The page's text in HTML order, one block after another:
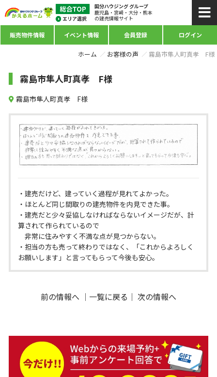
国分ハウジング グループ
鹿児島・宮崎・大分・熊本
の建売情報サイト
販売物件情報 イベント情報 会員登録 ログイン
ホーム お客様の声 霧島市隼人町真孝 F様
霧島市隼人町真孝 F様
霧島市隼人町真孝 F様
・建売だけど、建っていく過程が見れてよかった。
・ほとんど同じ間取りの建売物件を内見できた事。
・建売だと少々妥協しなければならないイメージだが、計
算されて作られているので
非常に住みやすく不満な点が見つからない。
・担当の方も売って終わりではなく、「これからよろしく
お願いします」と言ってもらって今後も安心。
前の情報へ ｜ 一覧に戻る ｜ 次の情報へ